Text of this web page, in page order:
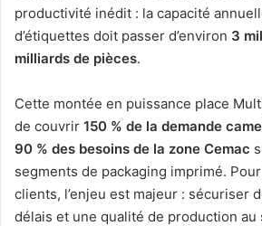
productivité inédit : la capacité
d’étiquettes doit passer d’environ 3
milliards de pièces.
Cette montée en puissance place
de couvrir 150 % de la demande
90 % des besoins de la zone Cemac
segments de packaging imprimé.
clients, l’enjeu est majeur : sécuriser
délais et une qualité de production au